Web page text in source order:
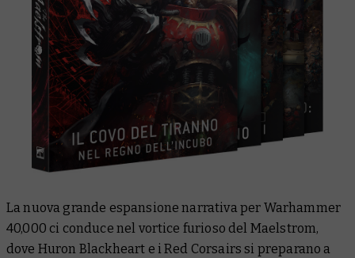
La nuova grande espansione narrativa per Warhammer
40,000 ci conduce nel vortice furioso del Maelstrom,
dove Huron Blackheart e i Red Corsairs si preparano a